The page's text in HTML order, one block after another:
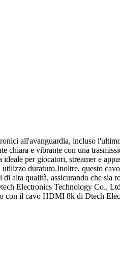
all'avanguardia, incluso
chiara e vibrante con una
per giocatori, streamer e
duraturo.Inoltre, questo
alta qualità, assicurando che sia
Electronics Technology Co.,
con il cavo HDMI 8k di Dtech